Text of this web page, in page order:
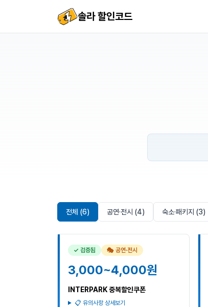
솔라 할인코드
전체 (6) 공연·전시 (4) 숙소·패키지 (3)
✓ 검증됨 🎭 공연·전시
3,000~4,000원
INTERPARK 중복할인쿠폰
📋 유의사항 상세보기